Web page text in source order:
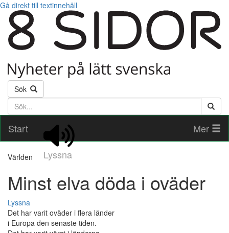
Gå direkt till textinnehåll
Sök
Söktext
Start
Lyssna
Mer
Världen
Minst elva döda i oväder
Lyssna
Det har varit oväder i flera länder
i Europa den senaste tiden.